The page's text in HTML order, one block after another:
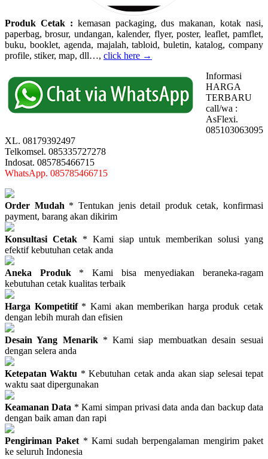
Produk Cetak : kemasan packaging, dus makanan, kotak nasi,
paperbag, brosur, undangan, kalender, flyer, poster, leaflet, pamflet,
buku, booklet, agenda, majalah, tabloid, buletin, katalog, company
profile, stiker, map, dll…, click here →
Informasi
HARGA
TERBARU
call/wa :
AsFlexi.
085103063095
XL. 08179392497
Telkomsel. 085335727278
Indosat. 085785466715
WhatsApp. 085785466715
Order Mudah * Tentukan jenis detail produk cetak, konfirmasi
payment, barang akan dikirim
Konsultasi Cetak* Kami siap untuk memberikan solusi yang
efektif kebutuhan cetak anda
Aneka Produk * Kami bisa menyediakan beraneka-ragam
kebutuhan cetak kualitas terbaik
Harga Kompetitif* Kami akan memberikan harga produk cetak
dengan lebih murah dan efisien
Desain Yang Menarik* Kami siap membuatkan desain sesuai
dengan selera anda
Ketepatan Waktu * Kebutuhan cetak anda akan siap selesai tepat
waktu saat dipergunakan
Keamanan Data * Kami simpan privasi data anda dan backup data
dengan baik aman dan rapi
Pengiriman Paket * Kami sudah berpengalaman mengirim paket
ke seluruh Indonesia